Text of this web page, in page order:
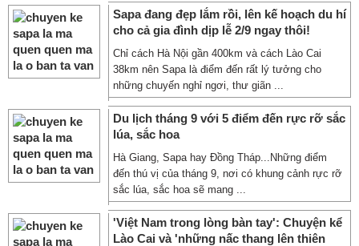
Sapa đang đẹp lắm rồi, lên kế hoạch du hí
cho cả gia đình dịp lễ 2/9 ngay thôi!
Chỉ cách Hà Nội gần 400km và cách Lào Cai
38km nên Sapa là điểm đến rất lý tưởng cho
những chuyến nghỉ ngơi, thư giãn ...
Du lịch tháng 9 với 5 điểm đến rực rỡ sắc
lúa, sắc hoa
Hà Giang, Sapa hay Đồng Tháp...Những điểm
đến thú vị của tháng 9, nơi có khung cảnh rực rỡ
sắc lúa, sắc hoa sẽ mang ...
'Việt Nam trong lòng bàn tay': Chuyện kể
Lào Cai và 'những nấc thang lên thiên